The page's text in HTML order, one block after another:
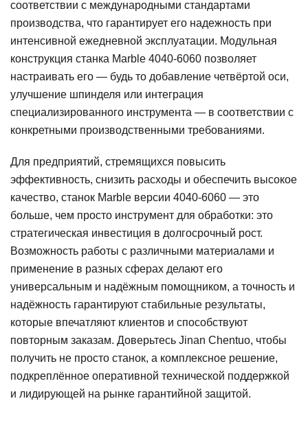
соответствии с международными стандартами
производства, что гарантирует его надежность при
интенсивной ежедневной эксплуатации. Модульная
конструкция станка Marble 4040-6060 позволяет
настраивать его — будь то добавление четвёртой оси,
улучшение шпинделя или интеграция
специализированного инструмента — в соответствии с
конкретными производственными требованиями.
Для предприятий, стремящихся повысить
эффективность, снизить расходы и обеспечить высокое
качество, станок Marble версии 4040-6060 — это
больше, чем просто инструмент для обработки: это
стратегическая инвестиция в долгосрочный рост.
Возможность работы с различными материалами и
применение в разных сферах делают его
универсальным и надёжным помощником, а точность и
надёжность гарантируют стабильные результаты,
которые впечатляют клиентов и способствуют
повторным заказам. Доверьтесь Jinan Chentuo, чтобы
получить не просто станок, а комплексное решение,
подкреплённое оперативной технической поддержкой
и лидирующей на рынке гарантийной защитой.